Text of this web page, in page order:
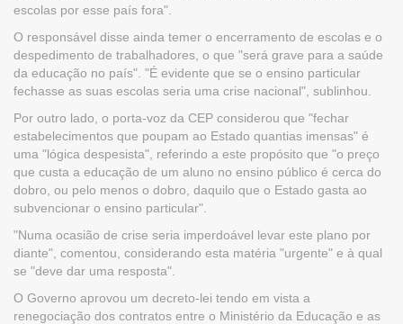
escolas por esse país fora".
O responsável disse ainda temer o encerramento de escolas e o
despedimento de trabalhadores, o que "será grave para a saúde
da educação no país". "É evidente que se o ensino particular
fechasse as suas escolas seria uma crise nacional", sublinhou.
Por outro lado, o porta-voz da CEP considerou que "fechar
estabelecimentos que poupam ao Estado quantias imensas" é
uma "lógica despesista", referindo a este propósito que "o preço
que custa a educação de um aluno no ensino público é cerca do
dobro, ou pelo menos o dobro, daquilo que o Estado gasta ao
subvencionar o ensino particular".
"Numa ocasião de crise seria imperdoável levar este plano por
diante", comentou, considerando esta matéria "urgente" e à qual
se "deve dar uma resposta".
O Governo aprovou um decreto-lei tendo em vista a
renegociação dos contratos entre o Ministério da Educação e as